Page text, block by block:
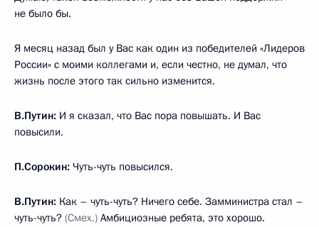
не было бы.
Я месяц назад был у Вас как один из победителей «Лидеров
России» с моими коллегами и, если честно, не думал, что
жизнь после этого так сильно изменится.
В.Путин: И я сказал, что Вас пора повышать. И Вас
повысили.
П.Сорокин: Чуть-чуть повысился.
В.Путин: Как – чуть-чуть? Ничего себе. Замминистра стал –
чуть-чуть? (Смех.) Амбициозные ребята, это хорошо.